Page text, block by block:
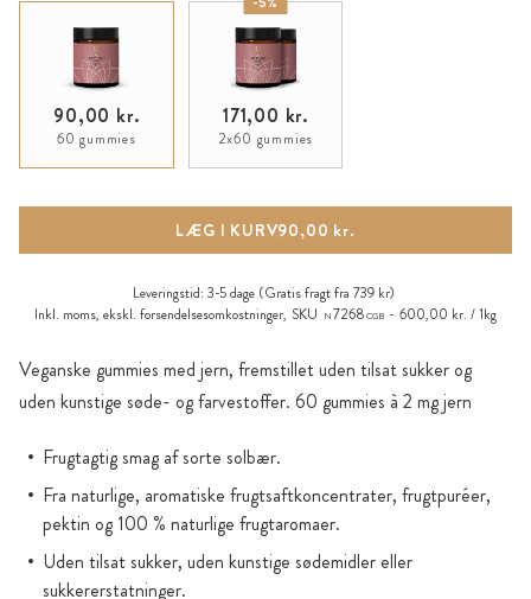
Veganske gummies med jern, fremstillet uden tilsat sukker og
uden kunstige søde- og farvestoffer. 60 gummies à 2 mg jern
Frugtagtig smag af sorte solbær.
Fra naturlige, aromatiske frugtsaftkoncentrater, frugtpuréer,
pektin og 100 % naturlige frugtaromaer.
Uden tilsat sukker, uden kunstige sødemidler eller
sukkererstatninger.
90,00 kr.
60 gummies
171,00 kr.
2x60 gummies
LÆG I KURV90,00 kr.
Leveringstid: 3-5 dage (Gratis fragt fra 739 kr)
Inkl. moms, ekskl. forsendelsesomkostninger, SKU N7268CGB 600,00 kr. / 1kg